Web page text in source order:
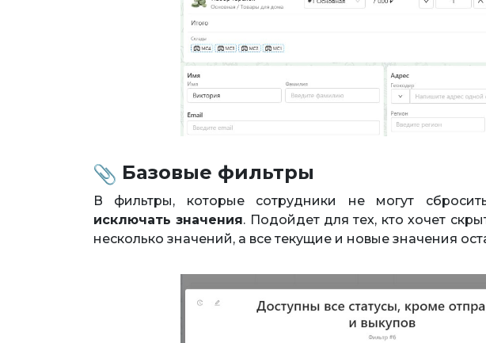
Базовые фильтры
В фильтры, которые сотрудники не могут
исключать значения. Подойдет для тех, кто хочет
несколько значений, а все текущие и новые значения